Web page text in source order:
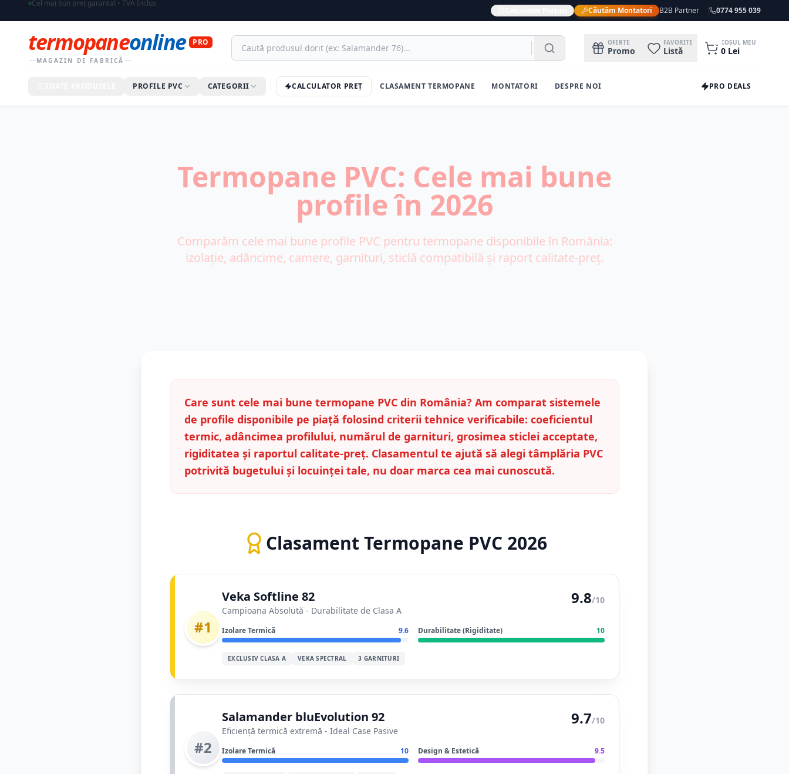
Toate prețurile afișate includ TVA Căutăm Montatori B2B Partner 0774 955 039
termopaneonline PRO
MAGAZIN DE FABRICĂ
OFERTE
Promo
FAVORITE
Listă
COȘUL MEU
0 Lei
PROFILE PVC CATEGORII CALCULATOR PREȚ CLASAMENT TERMOPANE MONTATORI DESPRE NOI PRO DEALS
Termopane PVC: Cele mai bune
profile în 2026
Comparăm cele mai bune profile PVC pentru termopane disponibile în România:
izolație, adâncime, camere, garnituri, sticlă compatibilă și raport calitate-preț.
Care sunt cele mai bune termopane PVC din România? Am comparat sistemele
de profile disponibile pe piață folosind criterii tehnice verificabile: coeficientul
termic, adâncimea profilului, numărul de garnituri, grosimea sticlei acceptate,
rigiditatea și raportul calitate-preț. Clasamentul te ajută să alegi tâmplăria PVC
potrivită bugetului și locuinței tale, nu doar marca cea mai cunoscută.
Clasament Termopane PVC 2026
#1
Veka Softline 82
Campioana Absolută - Durabilitate de Clasa A
9.8/10
Izolare Termică 9.6 Durabilitate (Rigiditate) 10
EXCLUSIV CLASA A VEKA SPECTRAL 3 GARNITURI
#2
Salamander bluEvolution 92
Eficiență termică extremă - Ideal Case Pasive
9.7/10
Izolare Termică 10 Design & Estetică 9.5